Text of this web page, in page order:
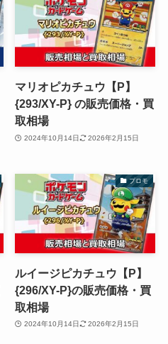
マリオピカチュウ【P】
{293/XY-P} の販売価格・買
取相場
2024年10月14日 2026年2月15日
プロモ
ルイージピカチュウ【P】
{296/XY-P}の販売価格・買
取相場
2024年10月14日 2026年2月15日